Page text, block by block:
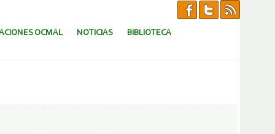
OCMAL NOTICIAS BIBLIOTECA